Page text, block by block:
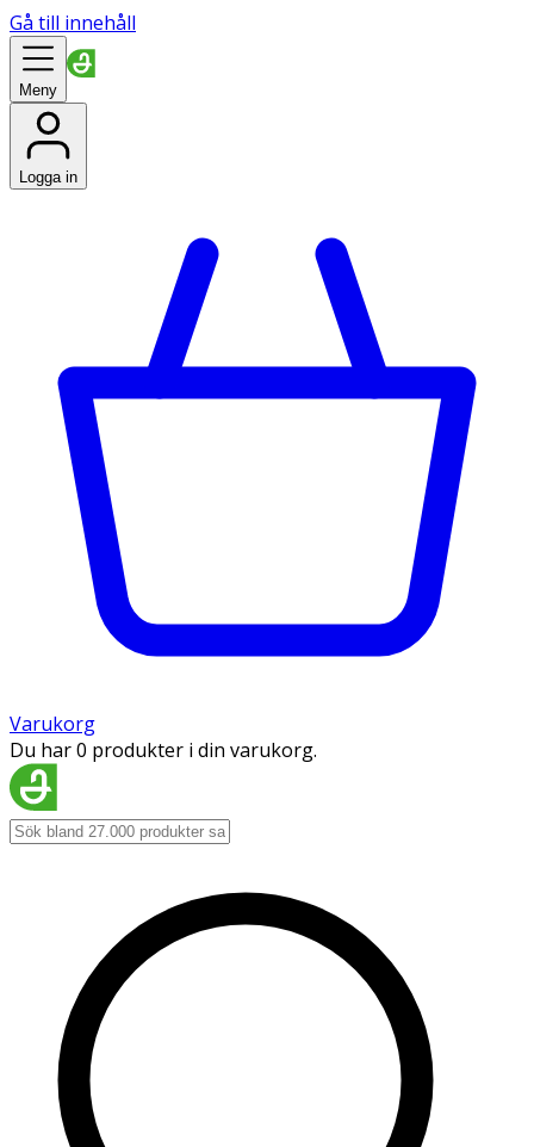
Gå till innehåll
Meny
Logga in
Varukorg
Du har 0 produkter i din varukorg.